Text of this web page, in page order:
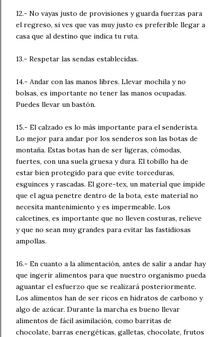
12.- No vayas justo de provisiones y guarda fuerzas para
el regreso, si ves que vas muy justo es preferible llegar a
casa que al destino que indica tu ruta.
13.- Respetar las sendas establecidas.
14.- Andar con las manos libres. Llevar mochila y no
bolsas, es importante no tener las manos ocupadas.
Puedes llevar un bastón.
15.- El calzado es lo más importante para el senderista.
Lo mejor para andar por los senderos son las botas de
montaña. Estas botas han de ser ligeras, cómodas,
fuertes, con una suela gruesa y dura. El tobillo ha de
estar bien protegido para que evite torceduras,
esguinces y rascadas. El gore-tex, un material que impide
que el agua penetre dentro de la bota, este material no
necesita mantenimiento y es impermeable. Los
calcetines, es importante que no lleven costuras, relieve
y que no sean muy grandes para evitar las fastidiosas
ampollas.
16.- En cuanto a la alimentación, antes de salir a andar hay
que ingerir alimentos para que nuestro organismo pueda
aguantar el esfuerzo que se realizará posteriormente.
Los alimentos han de ser ricos en hidratos de carbono y
algo de azúcar. Durante la marcha es bueno llevar
alimentos de fácil asimilación, como barritas de
chocolate, barras energéticas, galletas, chocolate, frutos